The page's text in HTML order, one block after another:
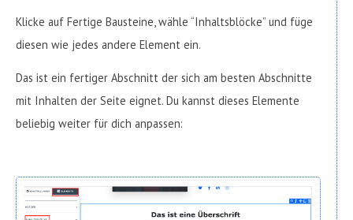
Klicke auf Fertige Bausteine, wähle “Inhaltsblöcke” und füge
diesen wie jedes andere Element ein.
Das ist ein fertiger Abschnitt der sich am besten Abschnitte
mit Inhalten der Seite eignet. Du kannst dieses Elemente
beliebig weiter für dich anpassen: